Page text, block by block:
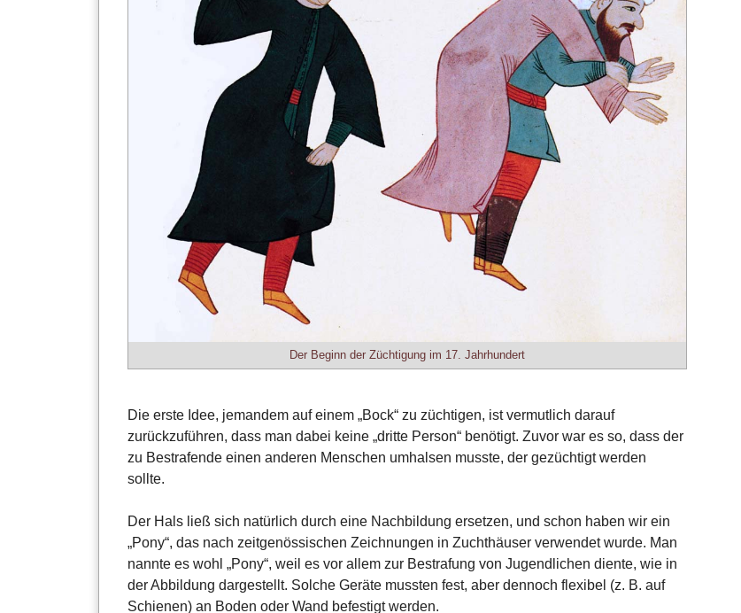
Der Beginn der Züchtigung im 17. Jahrhundert
Die erste Idee, jemandem auf einem „Bock“ zu züchtigen, ist vermutlich darauf
zurückzuführen, dass man dabei keine „dritte Person“ benötigt. Zuvor war es so, dass der
zu Bestrafende einen anderen Menschen umhalsen musste, der gezüchtigt werden
sollte.
Der Hals ließ sich natürlich durch eine Nachbildung ersetzen, und schon haben wir ein
„Pony“, das nach zeitgenössischen Zeichnungen in Zuchthäuser verwendet wurde. Man
nannte es wohl „Pony“, weil es vor allem zur Bestrafung von Jugendlichen diente, wie in
der Abbildung dargestellt. Solche Geräte mussten fest, aber dennoch flexibel (z. B. auf
Schienen) an Boden oder Wand befestigt werden.